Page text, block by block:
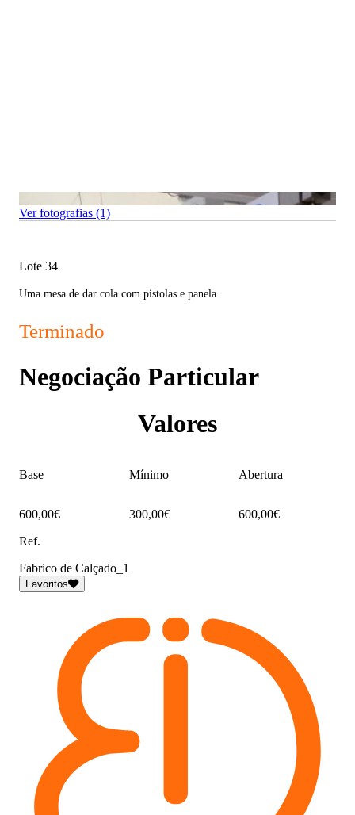
Ver fotografias (1)
Lote 34
Uma mesa de dar cola com pistolas e panela.
Terminado
Negociação Particular
Valores
Base Mínimo Abertura
600,00€ 300,00€
600,00€
Ref.
Fabrico de Calçado_1
Favoritos